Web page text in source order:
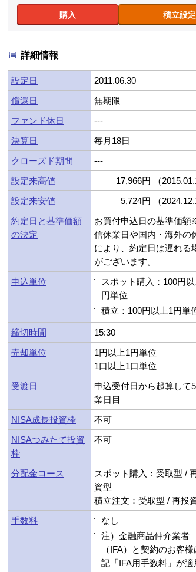
購入 積立設定
詳細情報
設定日
2011.06.30
償還日
無期限
ファンド休日
---
決算日
毎月18日
クローズド期間
---
設定来高値
17,966円 （
設定来安値
5,724円 （
約定日と基準価額
の決定
お買付申込日の基準価
信休業日や国内・海外の
により、約定日は遅れる
がございます。
申込単位
スポット購入：100円
円単位
積立：100円以上1円単
締切時間
15:30
売却単位
1円以上1円単位
1口以上1口単位
受渡日
申込受付日から起算して
業日目
NISA成長投資枠
不可
NISAつみたて投資
枠
不可
分配金コース
スポット購入：受取型 /
資型
積立注文：受取型 / 再投
手数料
なし
注）金融商品仲介業者
（IFA）と契約のお客
記「IFA用手数料」が適